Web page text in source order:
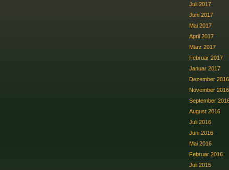
Juli 2017
Juni 2017
Mai 2017
April 2017
März 2017
Februar 2017
Januar 2017
Dezember 2016
November 2016
September
August 2016
Juli 2016
Juni 2016
Mai 2016
Februar 2016
Juli 2015